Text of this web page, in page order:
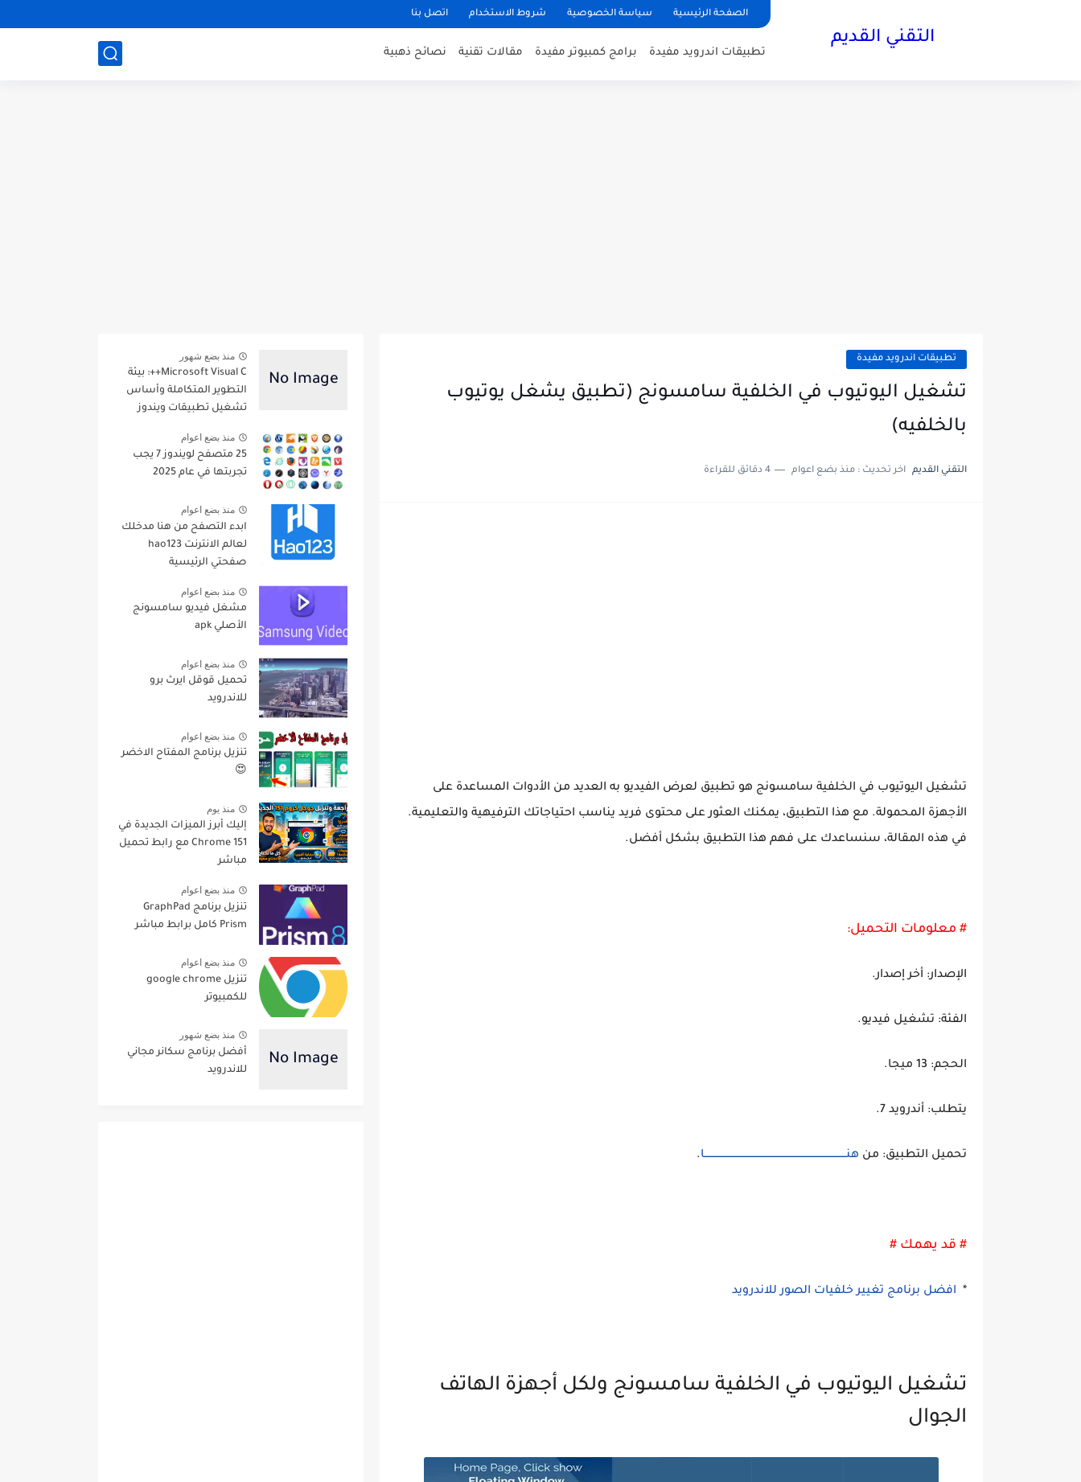
الصفحة الرئيسية سياسة الخصوصية شروط الاستخدام اتصل بنا
التقني القديم
تطبيقات اندرويد مفيدة برامج كمبيوتر مفيدة مقالات تقنية نصائح ذهبية
تطبيقات اندرويد مفيدة
تشغيل اليوتيوب في الخلفية سامسونج (تطبيق يشغل يوتيوب
بالخلفيه)
التقني القديم اخر تحديث : منذ بضع اعوام 4 دقائق للقراءة
تشغيل اليوتيوب في الخلفية سامسونج هو تطبيق لعرض الفيديو به العديد من الأدوات المساعدة على
الأجهزة المحمولة. مع هذا التطبيق، يمكنك العثور على محتوى فريد يناسب احتياجاتك الترفيهية والتعليمية.
في هذه المقالة، سنساعدك على فهم هذا التطبيق بشكل أفضل.
# معلومات التحميل:
الإصدار: أخر إصدار.
الفئة: تشغيل فيديو.
الحجم: 13 ميجا.
يتطلب: أندرويد 7.
تحميل التطبيق: من هنــــــــــــــــــــــــــــــــــــــــــــــــــــــــــــــــــــــــــــــــــــــــا.
# قد يهمك #
* افضل برنامج تغيير خلفيات الصور للاندرويد
تشغيل اليوتيوب في الخلفية سامسونج ولكل أجهزة الهاتف
الجوال
منذ بضع شهور
Microsoft Visual C++: بيئة
التطوير المتكاملة وأساس
تشغيل تطبيقات ويندوز
منذ بضع اعوام
25 متصفح لويندوز 7 يجب
تجربتها في عام 2025
منذ بضع اعوام
ابدء التصفح من هنا مدخلك
لعالم الانترنت hao123
صفحتي الرئيسية
منذ بضع اعوام
مشغل فيديو سامسونج
الأصلي apk
منذ بضع اعوام
تحميل قوقل ايرث برو
للاندرويد
منذ بضع اعوام
تنزيل برنامج المفتاح الاخضر
😍
منذ يوم
إليك أبرز الميزات الجديدة في
Chrome 151 مع رابط تحميل
مباشر
منذ بضع اعوام
تنزيل برنامج GraphPad
Prism كامل برابط مباشر
منذ بضع اعوام
تنزيل google chrome
للكمبيوتر
منذ بضع شهور
أفضل برنامج سكانر مجاني
للاندرويد